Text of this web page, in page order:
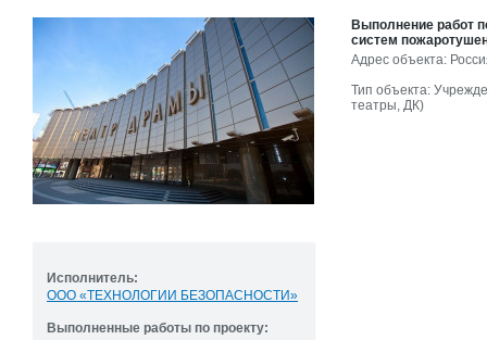
Исполнитель:
ООО «ТЕХНОЛОГИИ БЕЗОПАСНОСТИ»
Выполненные работы по проекту:
Выполнение работ
систем
Адрес объекта:
Тип объекта:
театры, ДК)